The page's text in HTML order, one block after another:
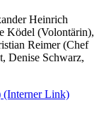
Heinrich
Ködel (Volontärin),
Reimer (Chef
Denise Schwarz,
(Interner Link)